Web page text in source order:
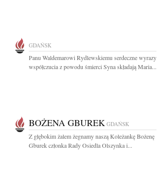
GDAŃSK
Panu Waldemarowi Rydlewskiemu serdeczne wyrazy
współczucia z powodu śmierci Syna składają Maria...
BOŻENA GBUREK GDAŃSK
Z głębokim żalem żegnamy naszą Koleżankę Bożenę
Gburek członka Rady Osiedla Olszynka i...